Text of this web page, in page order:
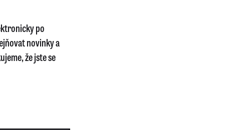
po
novinky a
že jste se